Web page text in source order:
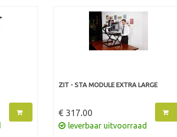
ZIT - STA MODULE EXTRA LARGE
€ 317.00
leverbaar uitvoorraad